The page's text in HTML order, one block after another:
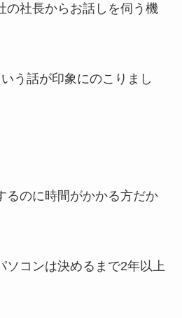
の社長からお話しを伺う機
う話が印象にのこりまし
るのに時間がかかる方だか
ソコンは決めるまで2年以上